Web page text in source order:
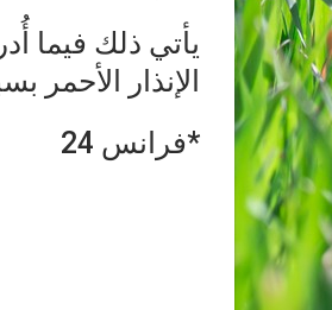
الإنذار الأحمر
*فرانس 24